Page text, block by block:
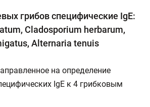
грибов специфические IgE:
Cladosporium herbarum,
Alternaria tenuis
на определение
IgE к 4 грибковым